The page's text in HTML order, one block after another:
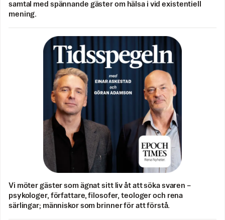
samtal med spännande gäster om hälsa i vid existentiell
mening.
Vi möter gäster som ägnat sitt liv åt att söka svaren –
psykologer, författare, filosofer, teologer och rena
särlingar; människor som brinner för att förstå.